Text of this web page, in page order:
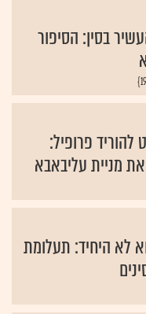
בסין: הסיפור
פרופיל:
מניית עליבאבא
לא היחיד: תעלומת